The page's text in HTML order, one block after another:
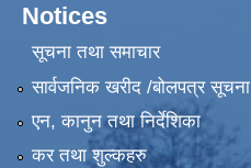
Notices
सूचना तथा समाचार
सार्वजनिक खरीद /बोलपत्र सूचना
एन, कानुन तथा निर्देशिका
कर तथा शुल्कहरु